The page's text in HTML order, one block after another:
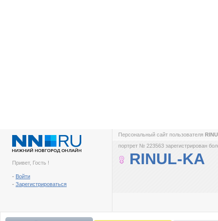
Привет, Гость !
- Войти
- Зарегистрироваться
Персональный сайт пользователя
портрет № 223563 зарегистрирован
RINUL-KA